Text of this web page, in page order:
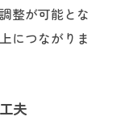
整が可能とな
につながりま
夫